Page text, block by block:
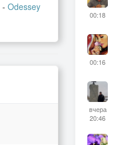
- Odessey
00:18
00:16
вчера
20:46